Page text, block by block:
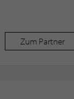
Zum Partner